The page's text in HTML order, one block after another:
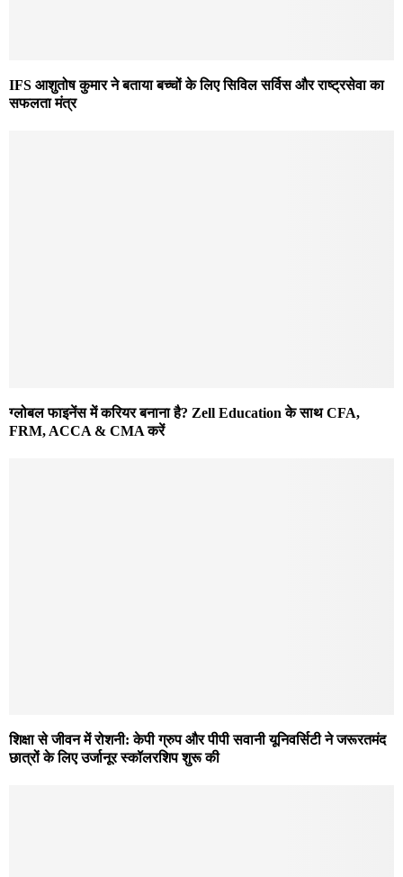
IFS आशुतोष कुमार ने बताया बच्चों के लिए सिविल सर्विस और राष्ट्रसेवा का
सफलता मंत्र
ग्लोबल फाइनेंस में करियर बनाना है? Zell Education के साथ CFA,
FRM, ACCA & CMA करें
शिक्षा से जीवन में रोशनी: केपी ग्रुप और पीपी सवानी यूनिवर्सिटी ने जरूरतमंद
छात्रों के लिए उर्जानूर स्कॉलरशिप शुरू की